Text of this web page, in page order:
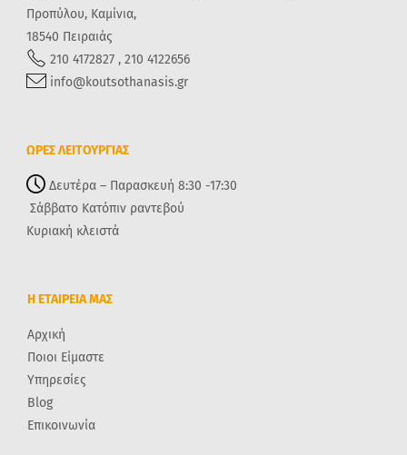
Προπύλου, Καμίνια,
18540 Πειραιάς
210 4172827 , 210 4122656
info@koutsothanasis.gr
ΩΡΕΣ ΛΕΙΤΟΥΡΓΙΑΣ
Δευτέρα – Παρασκευή 8:30 -17:30
Σάββατο Κατόπιν ραντεβού
Κυριακή κλειστά
Η ΕΤΑΙΡΕΙΑ ΜΑΣ
Αρχική
Ποιοι Είμαστε
Υπηρεσίες
Blog
Επικοινωνία